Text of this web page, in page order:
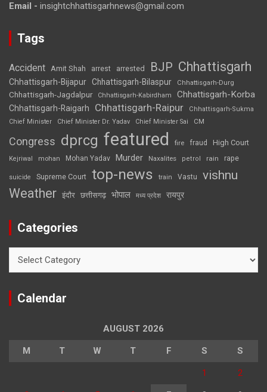
Email - insightchhattisgarhnews@gmail.com
Tags
Accident Amit Shah arrest arrested BJP Chhattisgarh
Chhattisgarh-Bijapur Chhattisgarh-Bilaspur Chhattisgarh-Durg
Chhattisgarh-Jagdalpur Chhattisgarh-Kabirdham Chhattisgarh-Korba
Chhattisgarh-Raigarh Chhattisgarh-Raipur
Chhattisgarh-Sukma
Chief Minister
Chief Minister Dr. Yadav Chief Minister Sai CM
Congress dprcg featured fire fraud High Court
Kejriwal mohan Mohan Yadav Murder Naxalites petrol rain rape
suicide Supreme Court top-news train Vastu vishnu
Weather इंदौर छत्तीसगढ़ भोपाल मध्य प्रदेश रायपुर
Categories
Calendar
AUGUST 2026
M T W T F S S
1 2